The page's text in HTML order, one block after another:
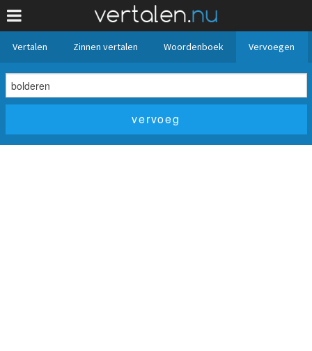
Vertalen Zinnen vertalen Woordenboek Vervoegen